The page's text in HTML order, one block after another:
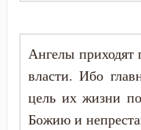
Болезнь
Борьба
Ангелы приходят
власти. Ибо
цель их жизни
Божию и